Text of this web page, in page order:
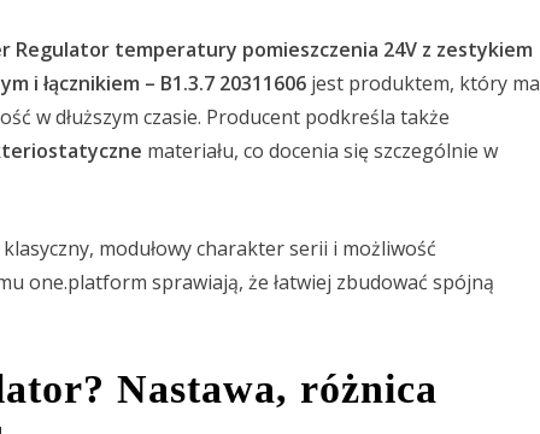
Regulator temperatury pomieszczenia 24V z zestykiem
i łącznikiem – B1.3.7 20311606 jest produktem, który ma
w dłuższym czasie. Producent podkreśla także
materiału, co docenia się szczególnie w
modułowy charakter serii i możliwość
one.platform sprawiają, że łatwiej zbudować spójną
Nastawa, różnica